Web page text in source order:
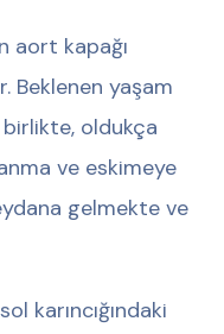
aort kapağı
Beklenen yaşam
oldukça
ve eskimeye
gelmekte ve
karıncığındaki